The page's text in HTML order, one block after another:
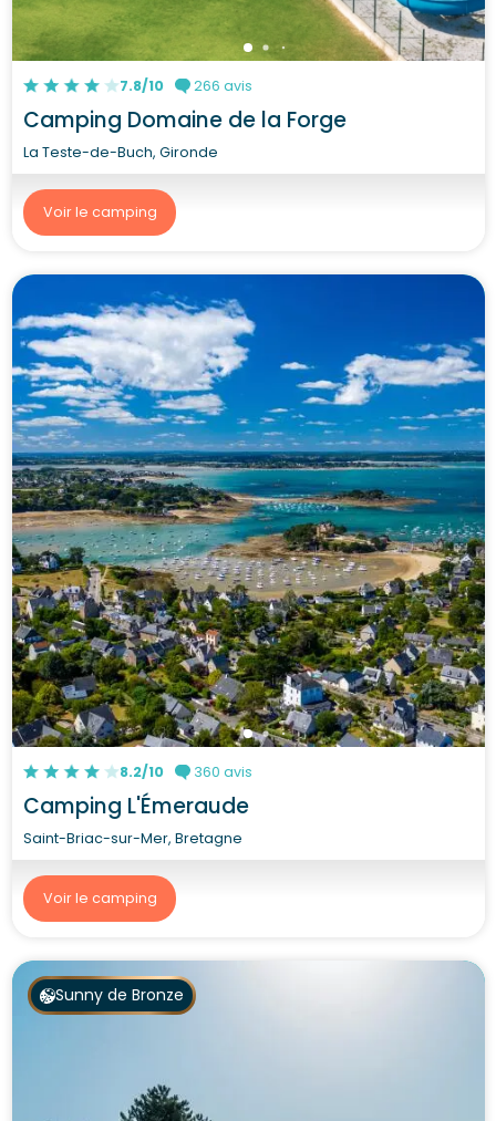
7.8/10 266 avis
Camping Domaine de la Forge
La Teste-de-Buch, Gironde
Voir le camping
8.2/10 360 avis
Camping L'Émeraude
Saint-Briac-sur-Mer, Bretagne
Voir le camping
Sunny de Bronze